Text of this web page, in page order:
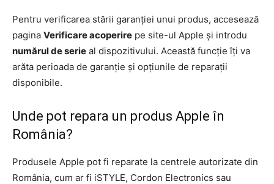
Pentru verificarea stării garanției unui produs, accesează
pagina Verificare acoperire pe site-ul Apple și introdu
numărul de serie al dispozitivului. Această funcție îți va
arăta perioada de garanție și opțiunile de reparații
disponibile.
Unde pot repara un produs Apple în
România?
Produsele Apple pot fi reparate la centrele autorizate din
România, cum ar fi iSTYLE, Cordon Electronics sau